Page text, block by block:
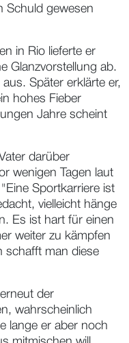
Schuld gewesen
in Rio lieferte er
Glanzvorstellung ab.
Später erklärte er,
hohes Fieber
Jahre scheint
darüber
wenigen Tagen laut
Sportkarriere ist
vielleicht hänge
Es ist hart für einen
weiter zu kämpfen
schafft man diese
der
wahrscheinlich
lange er aber noch